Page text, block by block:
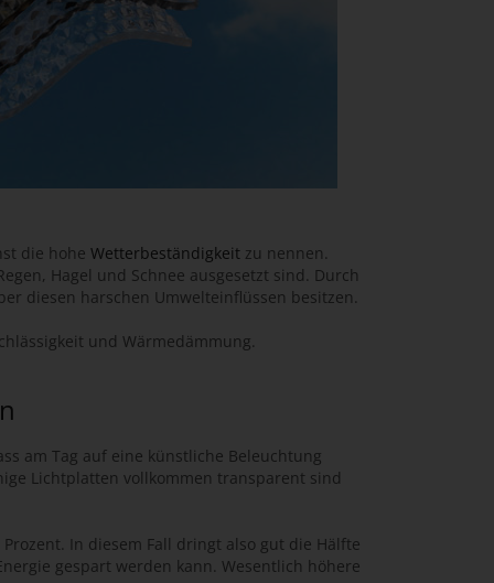
die hohe Wetterbeständigkeit zu nennen.
Hagel und Schnee ausgesetzt sind. Durch
diesen harschen Umwelteinflüssen besitzen.
und Wärmedämmung.
am Tag auf eine künstliche Beleuchtung
Lichtplatten vollkommen transparent sind
In diesem Fall dringt also gut die Hälfte
gespart werden kann. Wesentlich höhere